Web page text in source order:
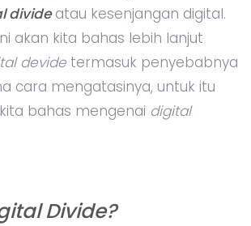
divideatau kesenjangan digital.
akan kita bahas lebih lanjut
devide termasuk penyebabnya
cara mengatasinya, untuk itu
bahas mengenai digital
Divide?